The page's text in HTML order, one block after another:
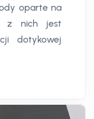
oparte na
z nich jest
dotykowej